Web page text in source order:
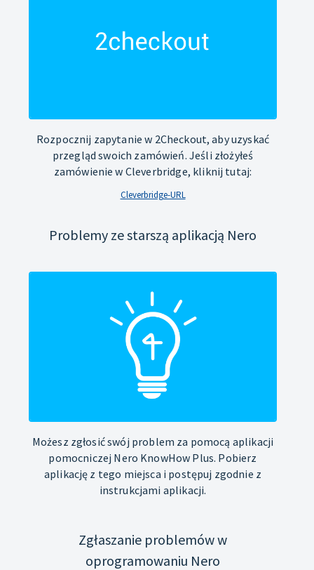
Rozpocznij zapytanie w 2Checkout, aby uzyskać
przegląd swoich zamówień. Jeśli złożyłeś
zamówienie w Cleverbridge, kliknij tutaj:
Cleverbridge-URL
Problemy ze starszą aplikacją Nero
Możesz zgłosić swój problem za pomocą aplikacji
pomocniczej Nero KnowHow Plus. Pobierz
aplikację z tego miejsca i postępuj zgodnie z
instrukcjami aplikacji.
Zgłaszanie problemów w
oprogramowaniu Nero